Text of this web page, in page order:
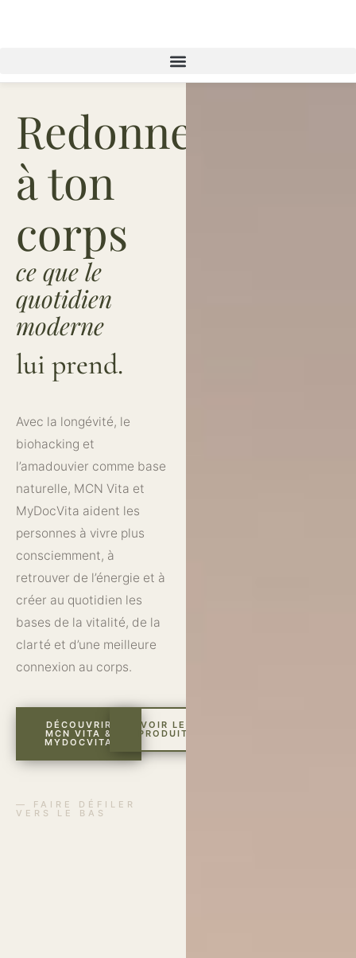
Redonne
à ton
corps
ce que le
quotidien
moderne
lui prend.
Avec la longévité, le
biohacking et
l’amadouvier comme base
naturelle, MCN Vita et
MyDocVita aident les
personnes à vivre plus
consciemment, à
retrouver de l’énergie et à
créer au quotidien les
bases de la vitalité, de la
clarté et d’une meilleure
connexion au corps.
DÉCOUVRIR
MCN VITA &
MYDOCVITA
VOIR LES
PRODUITS
— FAIRE DÉFILER
VERS LE BAS